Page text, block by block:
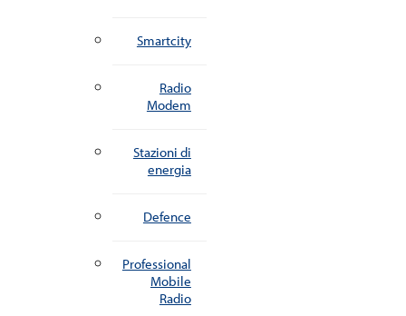
Smartcity
Radio
Modem
Stazioni di
energia
Defence
Professional
Mobile
Radio